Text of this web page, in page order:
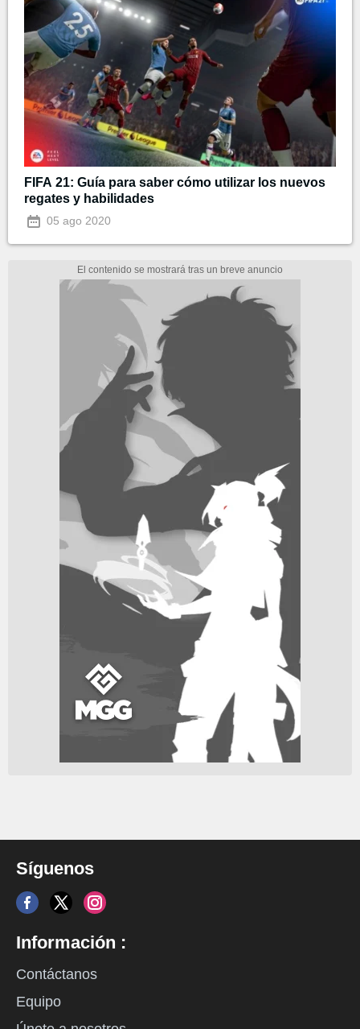
FIFA 21: Guía para saber cómo utilizar los nuevos
regates y habilidades
05 ago 2020
Síguenos
Información :
Contáctanos
Equipo